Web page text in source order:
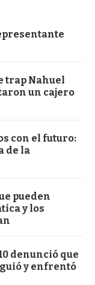
trap Nahuel
un cajero
con el futuro:
de la
pueden
y los
denunció que
y enfrentó